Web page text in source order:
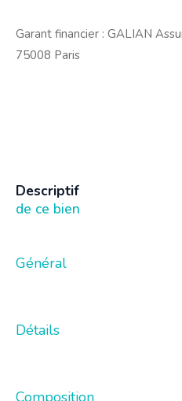
Garant financier : GALIAN
75008 Paris
descriptif
de ce bien
Général
Détails
Composition